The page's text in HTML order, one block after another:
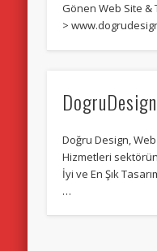
Gönen Web Site &
>
Doğru Design,
Hizmetleri
İyi ve En Şık
…